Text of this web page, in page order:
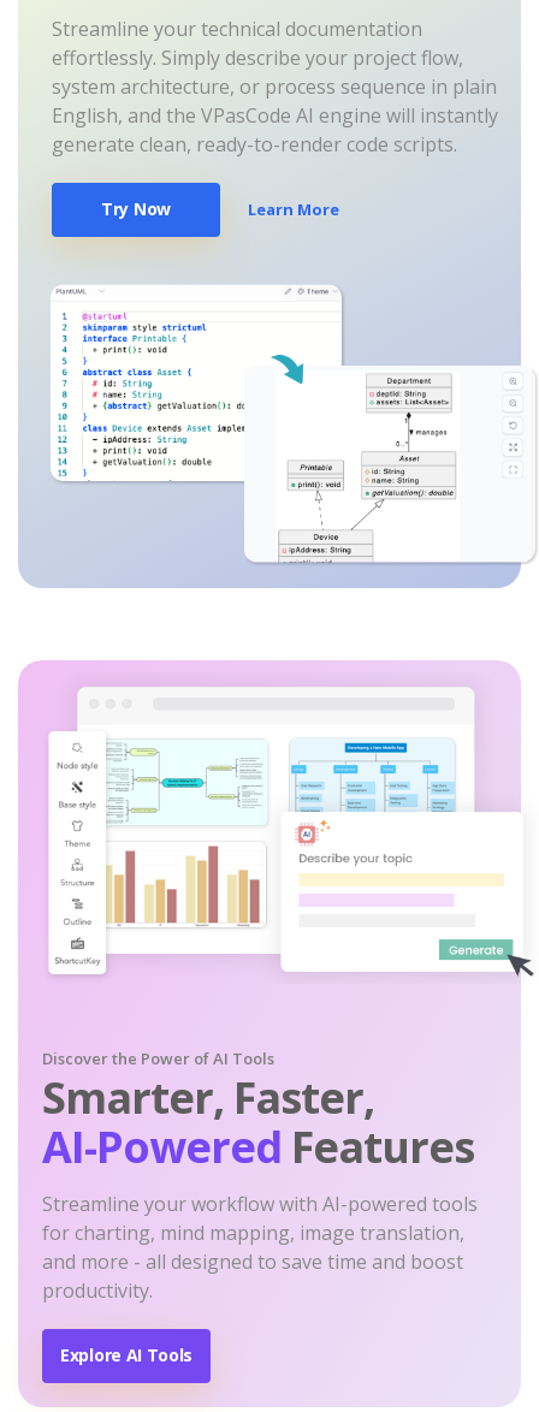
Streamline your technical documentation
effortlessly. Simply describe your project flow,
system architecture, or process sequence in plain
English, and the VPasCode AI engine will instantly
generate clean, ready-to-render code scripts.
Try Now Learn More
Discover the Power of AI Tools
Smarter, Faster,
AI-Powered Features
Streamline your workflow with AI-powered tools
for charting, mind mapping, image translation,
and more - all designed to save time and boost
productivity.
Explore AI Tools